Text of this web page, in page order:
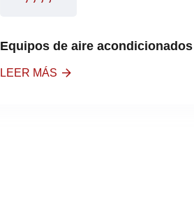
Equipos de aire acondicionados
LEER MÁS